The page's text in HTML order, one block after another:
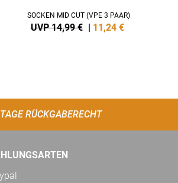
SOCKEN MID CUT (VPE 3 PAAR)
UVP 14,99 € | 11,24 €
RÜCKGABERECHT